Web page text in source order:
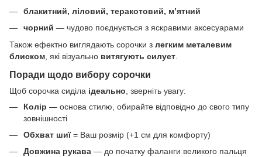
блакитний, ліловий, теракотовий, м’ятний
чорний — чудово поєднується з яскравими аксесуарами
Також ефектно виглядають сорочки з легким металевим
блиском , які візуально витягують силует
Поради щодо вибору сорочки
Щоб сорочка сиділа ідеально , зверніть увагу:
Колір — основа стилю, обирайте відповідно до свого типу
зовнішності
Обхват шиї= Ваш розмір (+1 см для комфорту)
Довжина рукава — до початку фаланги великого пальця